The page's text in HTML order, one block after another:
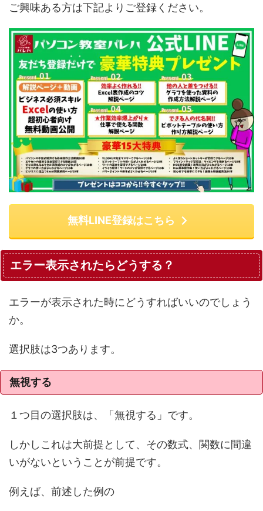
ご興味ある方は下記よりご登録ください。
無料LINE登録はこちら
エラー表示されたらどうする？
エラーが表示された時にどうすればいいのでしょう
か。
選択肢は3つあります。
無視する
１つ目の選択肢は、「無視する」です。
しかしこれは大前提として、その数式、関数に間違
いがないということが前提です。
例えば、前述した例の